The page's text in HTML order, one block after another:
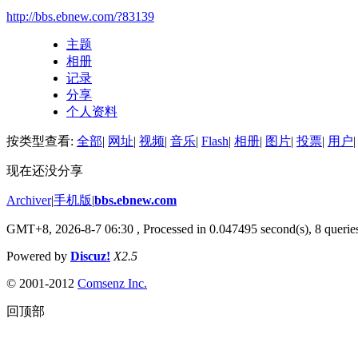
http://bbs.ebnew.com/?83139
主题
相册
记录
分享
个人资料
按类型查看: 全部| 网址| 视频| 音乐| Flash| 相册| 图片| 投票| 用户|
现在还没分享
Archiver|手机版|bbs.ebnew.com
GMT+8, 2026-8-7 06:30 , Processed in 0.047495 second(s), 8
Powered by Discuz! X2.5
© 2001-2012 Comsenz Inc.
回顶部